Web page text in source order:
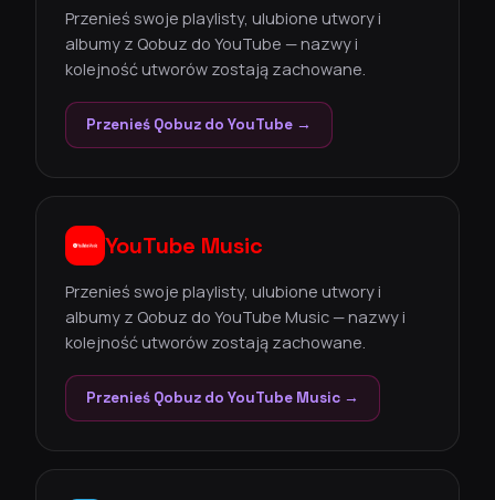
Przenieś swoje playlisty, ulubione utwory i
albumy z Qobuz do YouTube — nazwy i
kolejność utworów zostają zachowane.
Przenieś Qobuz do YouTube →
YouTube Music
Przenieś swoje playlisty, ulubione utwory i
albumy z Qobuz do YouTube Music — nazwy i
kolejność utworów zostają zachowane.
Przenieś Qobuz do YouTube Music →